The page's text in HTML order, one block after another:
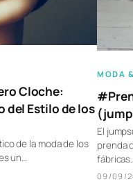
Cloche:
del Estilo de los
de la moda de los
un…
MODA
El
prenda
09/09/